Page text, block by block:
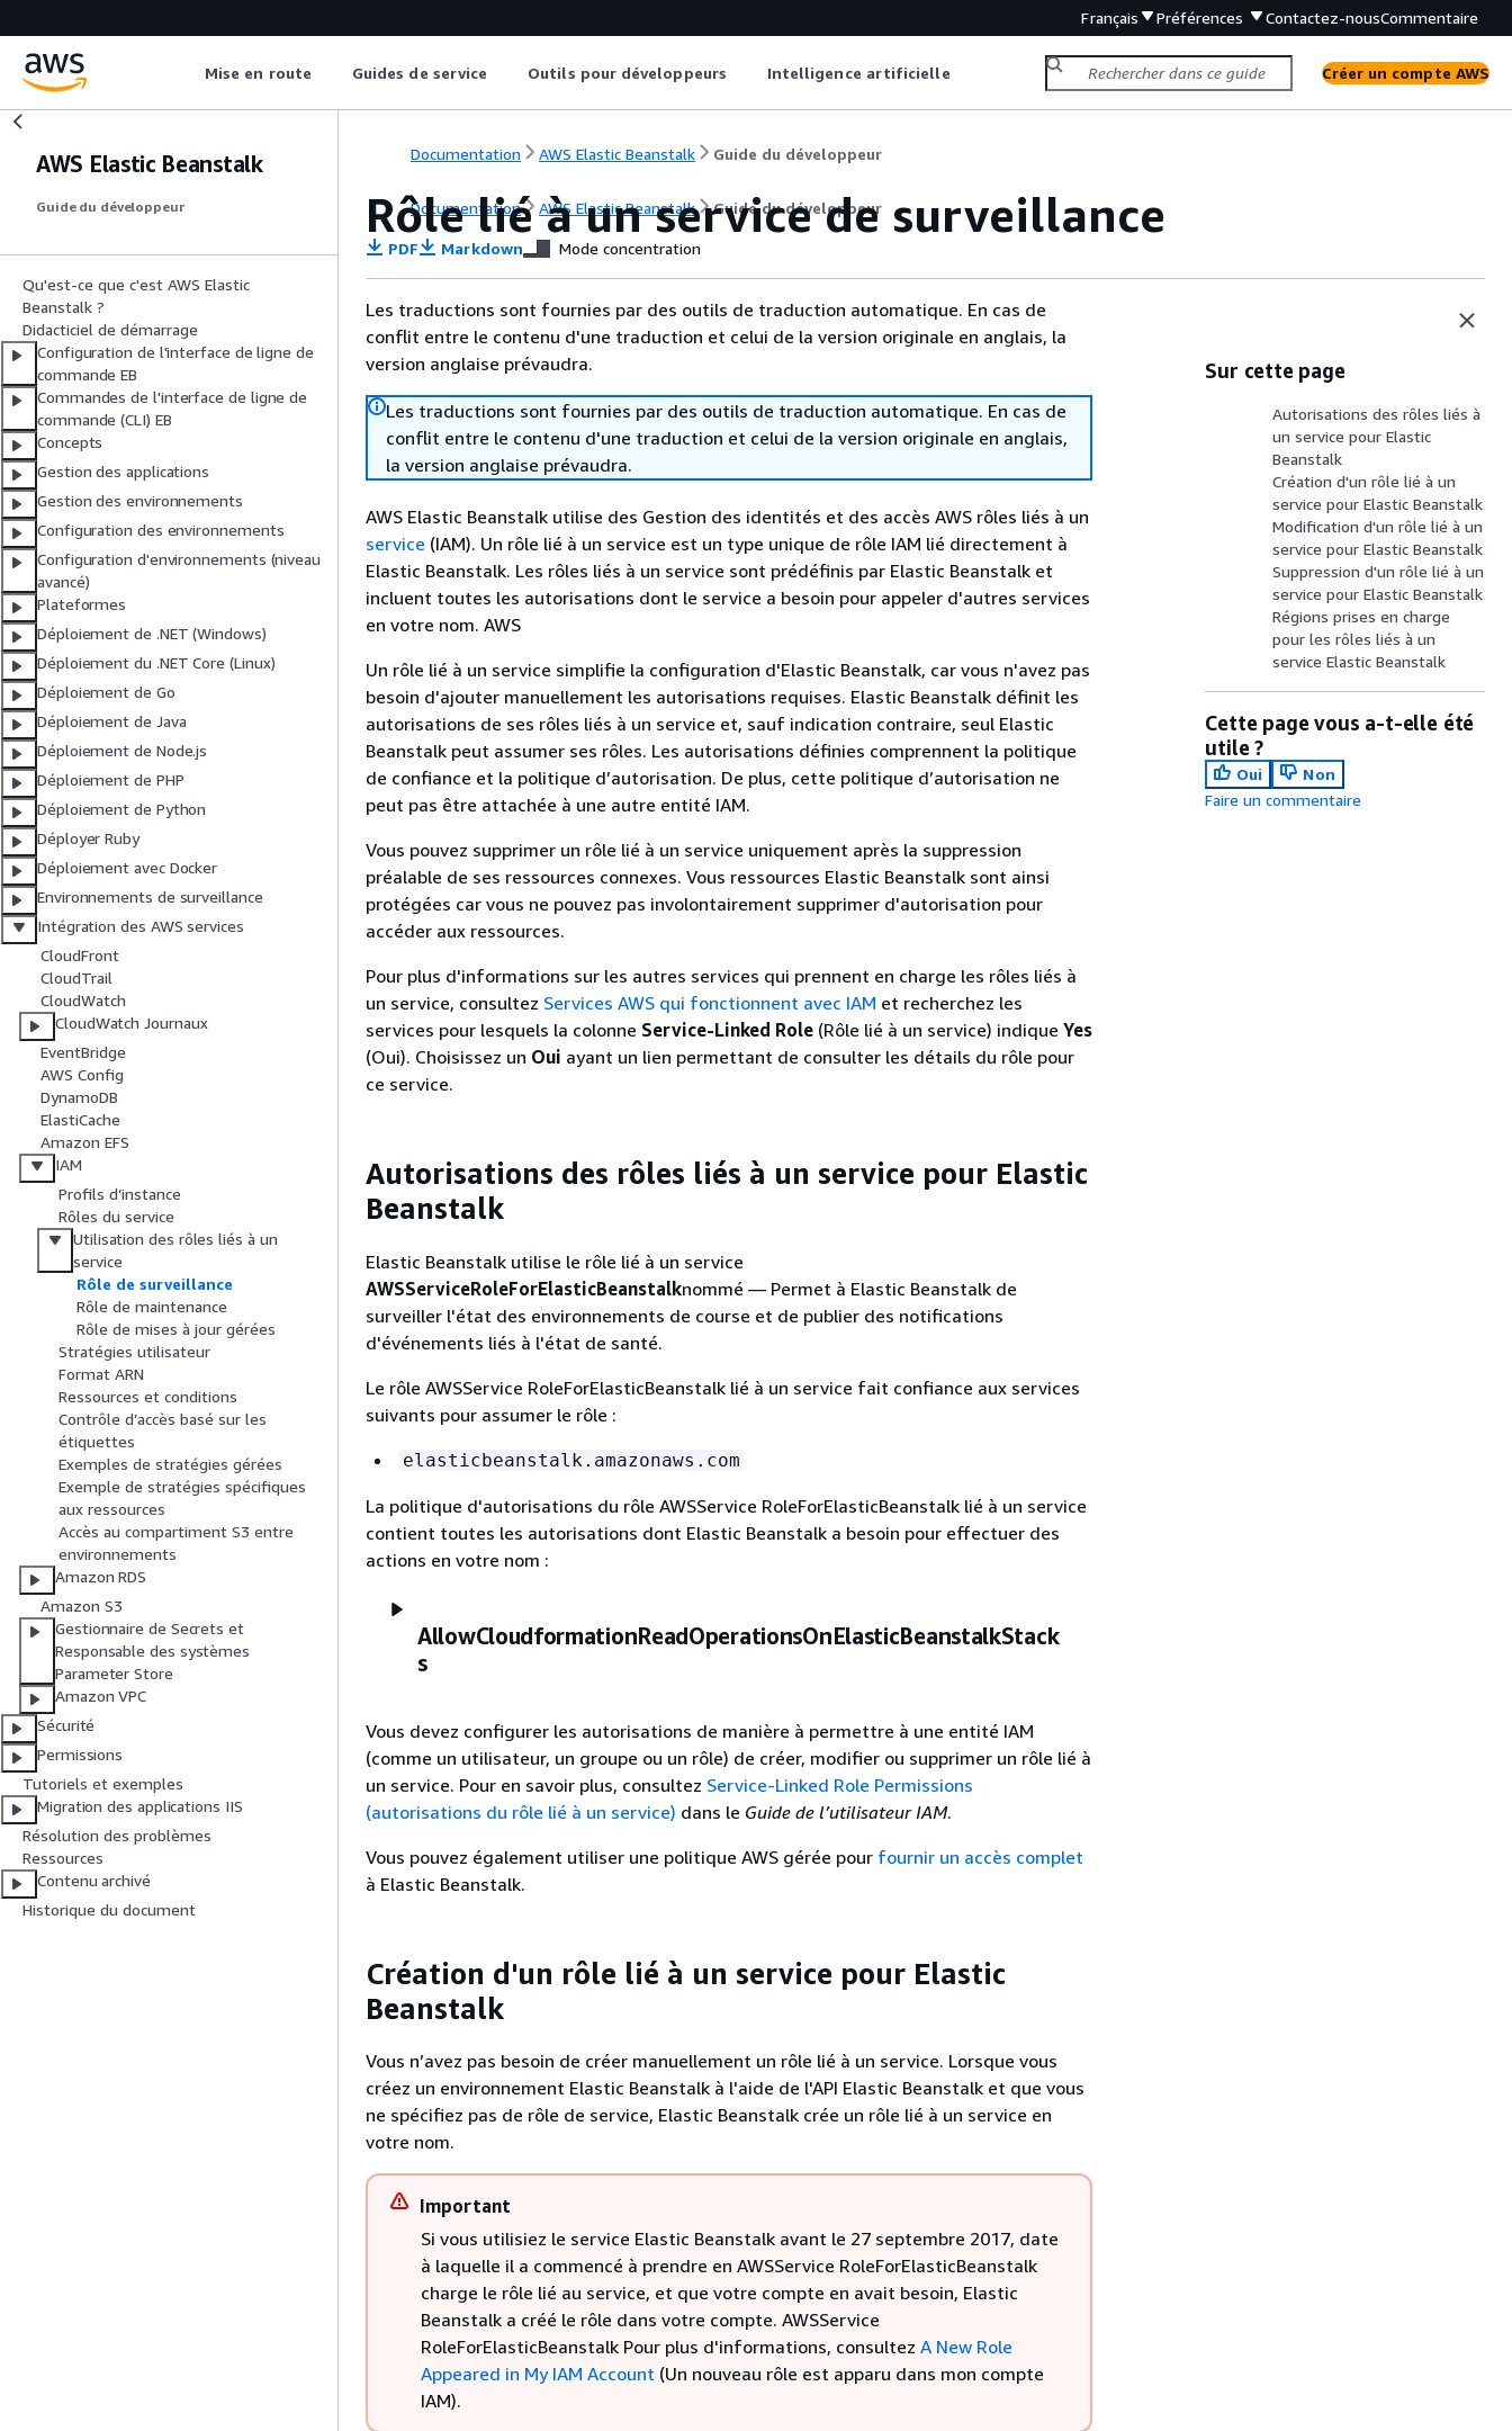
Français Préférences Contactez-nousCommentaire
Mise en route Guides de service Outils pour développeurs Intelligence artificielle Créer un compte AWS
AWS Elastic Beanstalk
Guide du développeur
Qu'est-ce que c'est AWS Elastic
Beanstalk ?
Didacticiel de démarrage
Configuration de l'interface de ligne de
commande EB
Commandes de l'interface de ligne de
commande (CLI) EB
Concepts
Gestion des applications
Gestion des environnements
Configuration des environnements
Configuration d'environnements (niveau
avancé)
Plateformes
Déploiement de .NET (Windows)
Déploiement du .NET Core (Linux)
Déploiement de Go
Déploiement de Java
Déploiement de Node.js
Déploiement de PHP
Déploiement de Python
Déployer Ruby
Déploiement avec Docker
Environnements de surveillance
Intégration des AWS services
CloudFront
CloudTrail
CloudWatch
CloudWatch Journaux
EventBridge
AWS Config
DynamoDB
ElastiCache
Amazon EFS
IAM
Profils d’instance
Rôles du service
Utilisation des rôles liés à un
service
Rôle de surveillance
Rôle de maintenance
Rôle de mises à jour gérées
Stratégies utilisateur
Format ARN
Ressources et conditions
Contrôle d’accès basé sur les
étiquettes
Exemples de stratégies gérées
Exemple de stratégies spécifiques
aux ressources
Accès au compartiment S3 entre
environnements
Amazon RDS
Amazon S3
Gestionnaire de Secrets et
Responsable des systèmes
Parameter Store
Amazon VPC
Sécurité
Permissions
Tutoriels et exemples
Migration des applications IIS
Résolution des problèmes
Ressources
Contenu archivé
Historique du document
Documentation AWS Elastic Beanstalk Guide du développeur
Documentation AWS Elastic Beanstalk Guide du développeur
Rôle lié à un service de surveillance
PDF Markdown Mode concentration
Les traductions sont fournies par des outils de traduction automatique. En cas de
conflit entre le contenu d'une traduction et celui de la version originale en anglais, la
version anglaise prévaudra.
Les traductions sont fournies par des outils de traduction automatique. En cas de
conflit entre le contenu d'une traduction et celui de la version originale en anglais,
la version anglaise prévaudra.
AWS Elastic Beanstalk utilise des Gestion des identités et des accès AWS rôles liés à un
service (IAM). Un rôle lié à un service est un type unique de rôle IAM lié directement à
Elastic Beanstalk. Les rôles liés à un service sont prédéfinis par Elastic Beanstalk et
incluent toutes les autorisations dont le service a besoin pour appeler d'autres services
en votre nom. AWS
Un rôle lié à un service simplifie la configuration d'Elastic Beanstalk, car vous n'avez pas
besoin d'ajouter manuellement les autorisations requises. Elastic Beanstalk définit les
autorisations de ses rôles liés à un service et, sauf indication contraire, seul Elastic
Beanstalk peut assumer ses rôles. Les autorisations définies comprennent la politique
de confiance et la politique d’autorisation. De plus, cette politique d’autorisation ne
peut pas être attachée à une autre entité IAM.
Vous pouvez supprimer un rôle lié à un service uniquement après la suppression
préalable de ses ressources connexes. Vous ressources Elastic Beanstalk sont ainsi
protégées car vous ne pouvez pas involontairement supprimer d'autorisation pour
accéder aux ressources.
Pour plus d'informations sur les autres services qui prennent en charge les rôles liés à
un service, consultez Services AWS qui fonctionnent avec IAM et recherchez les
services pour lesquels la colonne Service-Linked Role (Rôle lié à un service) indique Yes
(Oui). Choisissez un Oui ayant un lien permettant de consulter les détails du rôle pour
ce service.
Autorisations des rôles liés à un service pour Elastic
Beanstalk
Elastic Beanstalk utilise le rôle lié à un service
AWSServiceRoleForElasticBeanstalknommé — Permet à Elastic Beanstalk de
surveiller l'état des environnements de course et de publier des notifications
d'événements liés à l'état de santé.
Le rôle AWSService RoleForElasticBeanstalk lié à un service fait confiance aux services
suivants pour assumer le rôle :
elasticbeanstalk.amazonaws.com
La politique d'autorisations du rôle AWSService RoleForElasticBeanstalk lié à un service
contient toutes les autorisations dont Elastic Beanstalk a besoin pour effectuer des
actions en votre nom :
AllowCloudformationReadOperationsOnElasticBeanstalkStack
s
Vous devez configurer les autorisations de manière à permettre à une entité IAM
(comme un utilisateur, un groupe ou un rôle) de créer, modifier ou supprimer un rôle lié à
un service. Pour en savoir plus, consultez Service-Linked Role Permissions
(autorisations du rôle lié à un service) dans le Guide de l’utilisateur IAM.
Vous pouvez également utiliser une politique AWS gérée pour fournir un accès complet
à Elastic Beanstalk.
Création d'un rôle lié à un service pour Elastic
Beanstalk
Vous n’avez pas besoin de créer manuellement un rôle lié à un service. Lorsque vous
créez un environnement Elastic Beanstalk à l'aide de l'API Elastic Beanstalk et que vous
ne spécifiez pas de rôle de service, Elastic Beanstalk crée un rôle lié à un service en
votre nom.
Important
Si vous utilisiez le service Elastic Beanstalk avant le 27 septembre 2017, date
à laquelle il a commencé à prendre en AWSService RoleForElasticBeanstalk
charge le rôle lié au service, et que votre compte en avait besoin, Elastic
Beanstalk a créé le rôle dans votre compte. AWSService
RoleForElasticBeanstalk Pour plus d'informations, consultez A New Role
Appeared in My IAM Account (Un nouveau rôle est apparu dans mon compte
IAM).
Sur cette page
Autorisations des rôles liés à
un service pour Elastic
Beanstalk
Création d'un rôle lié à un
service pour Elastic Beanstalk
Modification d'un rôle lié à un
service pour Elastic Beanstalk
Suppression d'un rôle lié à un
service pour Elastic Beanstalk
Régions prises en charge
pour les rôles liés à un
service Elastic Beanstalk
Cette page vous a-t-elle été
utile ?
Oui
Non
Faire un commentaire